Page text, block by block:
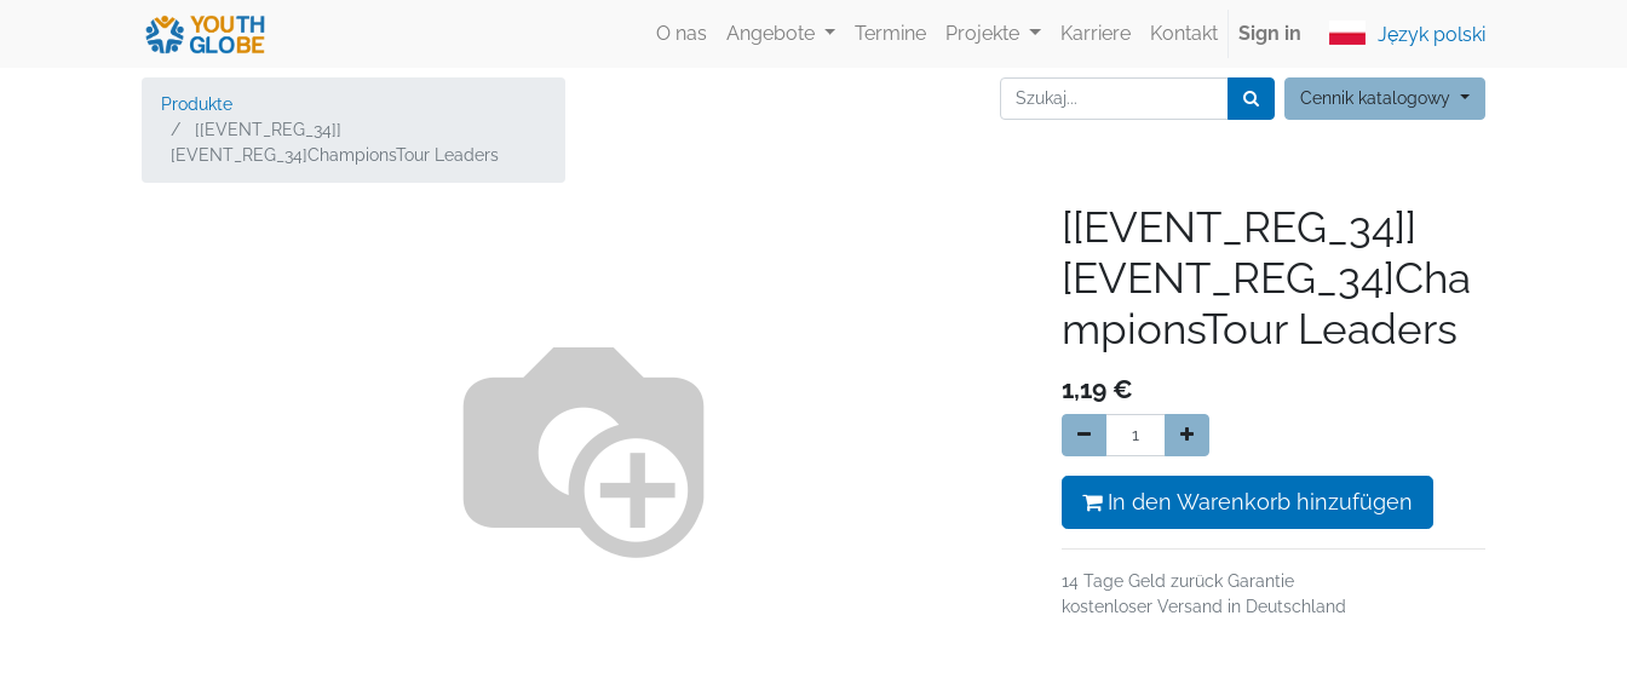
O nas Angebote Termine Projekte Karriere Kontakt Sign in Język polski
Produkte
[[EVENT_REG_34]]
[EVENT_REG_34]ChampionsTour Leaders
Cennik katalogowy
[[EVENT_REG_34]]
[EVENT_REG_34]Cha
mpionsTour Leaders
1,19 €
In den Warenkorb hinzufügen
14 Tage Geld zurück Garantie
kostenloser Versand in Deutschland